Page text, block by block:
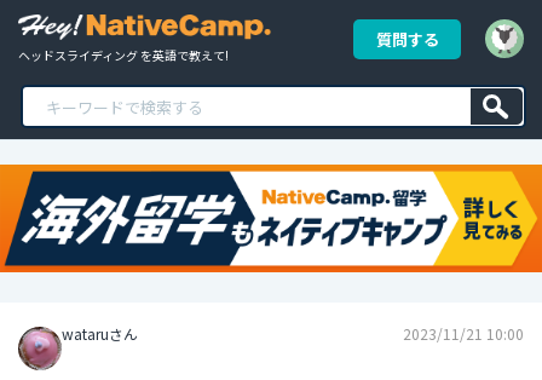
ヘッドスライディング を英語で教えて!
質問する
wataruさん 2023/11/21 10:00